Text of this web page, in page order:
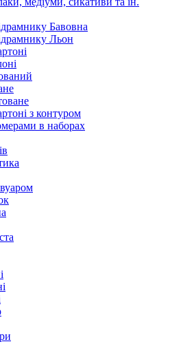
Бавовна
Льон
з контуром
в наборах